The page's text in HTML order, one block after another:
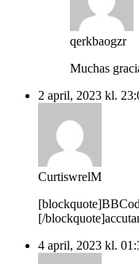
qerkbaogzr
Muchas
2 april, 2023 kl.
CurtiswrelM
[/
4 april, 2023 kl.